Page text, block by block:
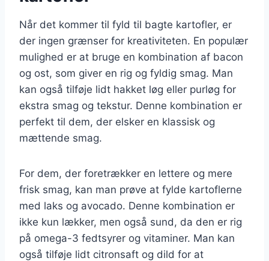
Når det kommer til fyld til bagte kartofler, er
der ingen grænser for kreativiteten. En populær
mulighed er at bruge en kombination af bacon
og ost, som giver en rig og fyldig smag. Man
kan også tilføje lidt hakket løg eller purløg for
ekstra smag og tekstur. Denne kombination er
perfekt til dem, der elsker en klassisk og
mættende smag.
For dem, der foretrækker en lettere og mere
frisk smag, kan man prøve at fylde kartoflerne
med laks og avocado. Denne kombination er
ikke kun lækker, men også sund, da den er rig
på omega-3 fedtsyrer og vitaminer. Man kan
også tilføje lidt citronsaft og dild for at